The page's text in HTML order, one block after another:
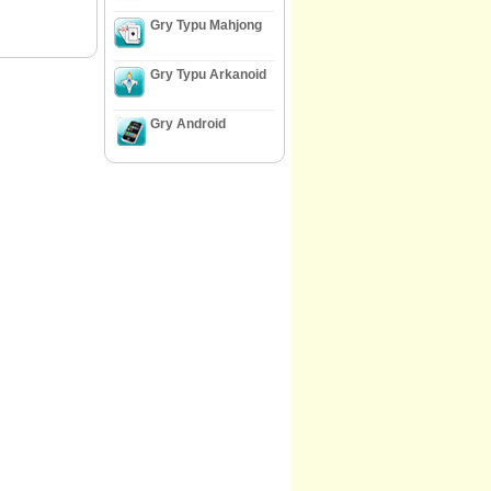
Gry Typu Mahjong
Gry Typu Arkanoid
Gry Android